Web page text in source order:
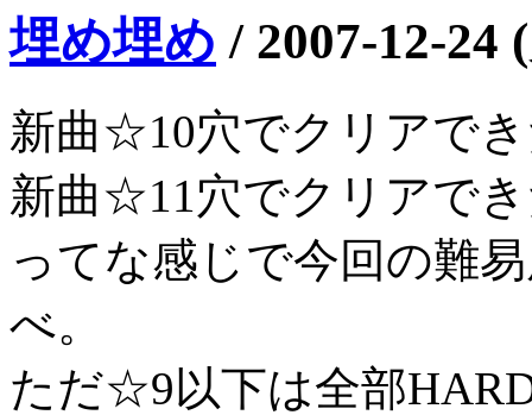
埋め埋め / 2007-12-24
新曲☆10穴でクリアで
新曲☆11穴でクリアで
ってな感じで今回の難
べ。
ただ☆9以下は全部